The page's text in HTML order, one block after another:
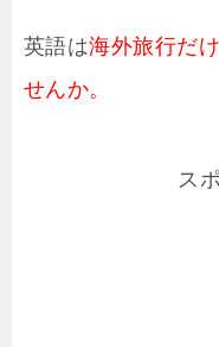
英語は海外旅行だ
せんか。
ス